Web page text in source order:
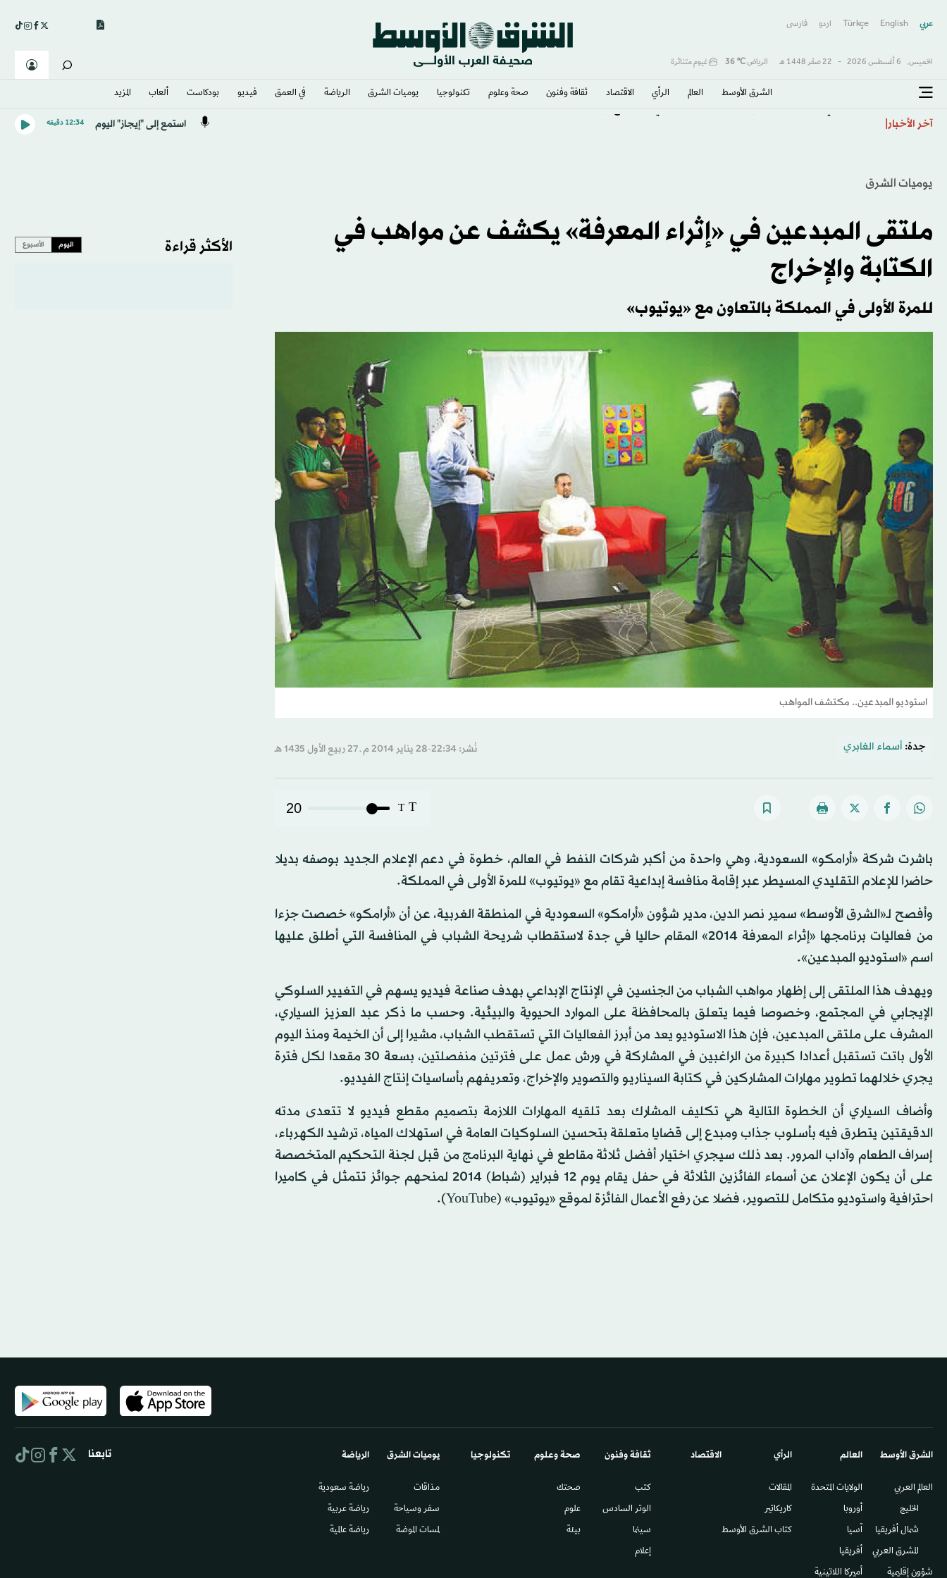
عربي English
Türkçe اردو فارسى
الخميس, 6 أغسطس 2026 - 22 صفَر 1448 هـ الرياض℃
36 غيوم متناثرة
الشرق الأوسط​ العالم الرأي الاقتصاد ثقافة وفنون صحة وعلوم تكنولوجيا يوميات الشرق​ الرياضة في العمق فيديو بودكاست ألعاب المزيد
آخر الأخبار استمع إلى "إيجاز" اليوم 12:34 دقيقه
يوميات الشرق
ملتقى المبدعين في «إثراء المعرفة» يكشف عن مواهب في
الكتابة والإخراج
للمرة الأولى في المملكة بالتعاون مع «يوتيوب»
استوديو المبدعين.. مكتشف المواهب
جدة: أسماء الغابري نُشر: 22:34-28 يناير 2014 م ـ 27 ربيع الأول 1435 هـ
T
T
20
باشرت شركة «أرامكو» السعودية، وهي واحدة من أكبر شركات النفط في العالم، خطوة في دعم الإعلام الجديد بوصفه بديلا
حاضرا للإعلام التقليدي المسيطر عبر إقامة منافسة إبداعية تقام مع «يوتيوب» للمرة الأولى في المملكة.
وأفصح لـ«الشرق الأوسط» سمير نصر الدين، مدير شؤون «أرامكو» السعودية في المنطقة الغربية، عن أن «أرامكو» خصصت جزءا
من فعاليات برنامجها «إثراء المعرفة 2014» المقام حاليا في جدة لاستقطاب شريحة الشباب في المنافسة التي أطلق عليها
اسم «استوديو المبدعين».
ويهدف هذا الملتقى إلى إظهار مواهب الشباب من الجنسين في الإنتاج الإبداعي بهدف صناعة فيديو يسهم في التغيير السلوكي
الإيجابي في المجتمع، وخصوصا فيما يتعلق بالمحافظة على الموارد الحيوية والبيئية. وحسب ما ذكر عبد العزيز السياري،
المشرف على ملتقى المبدعين، فإن هذا الاستوديو يعد من أبرز الفعاليات التي تستقطب الشباب، مشيرا إلى أن الخيمة ومنذ اليوم
الأول باتت تستقبل أعدادا كبيرة من الراغبين في المشاركة في ورش عمل على فترتين منفصلتين، بسعة 30 مقعدا لكل فترة
يجري خلالهما تطوير مهارات المشاركين في كتابة السيناريو والتصوير والإخراج، وتعريفهم بأساسيات إنتاج الفيديو.
وأضاف السياري أن الخطوة التالية هي تكليف المشارك بعد تلقيه المهارات اللازمة بتصميم مقطع فيديو لا تتعدى مدته
الدقيقتين يتطرق فيه بأسلوب جذاب ومبدع إلى قضايا متعلقة بتحسين السلوكيات العامة في استهلاك المياه، ترشيد الكهرباء،
إسراف الطعام وآداب المرور. بعد ذلك سيجري اختيار أفضل ثلاثة مقاطع في نهاية البرنامج من قبل لجنة التحكيم المتخصصة
على أن يكون الإعلان عن أسماء الفائزين الثلاثة في حفل يقام يوم 12 فبراير (شباط) 2014 لمنحهم جوائز تتمثل في كاميرا
احترافية واستوديو متكامل للتصوير، فضلا عن رفع الأعمال الفائزة لموقع «يوتيوب» (YouTube).
الأكثر قراءة اليوم الأسبوع
الشرق الأوسط​
العالم العربي
الخليج
شمال أفريقيا
المشرق العربي
شؤون إقليمية
العالم
الولايات المتحدة
أوروبا
آسيا
أفريقيا
أميركا اللاتينية
الرأي
المقالات
كاريكاتير
كتاب الشرق الأوسط
الاقتصاد ثقافة وفنون
كتب
الوتر السادس​
سينما
إعلام
صحة وعلوم
صحتك
علوم
بيئة
تكنولوجيا يوميات الشرق​
مذاقات
سفر وسياحة
لمسات الموضة
الرياضة
رياضة سعودية
رياضة عربية
رياضة عالمية
تابعنا